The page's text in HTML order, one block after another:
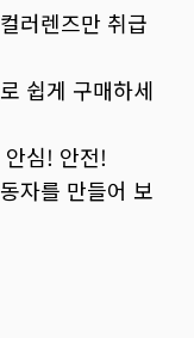
러렌즈만 취급
쉽게 구매하세
심! 안전!
자를 만들어 보